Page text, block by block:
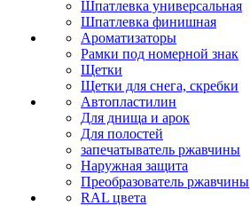
Шпатлевка универсальная
Шпатлевка финишная
Ароматизаторы
Рамки под номерной знак
Щетки
Щетки для снега, скребки
Автопластилин
Для днища и арок
Для полостей
запечатыватель ржавчины
Наружная защита
Преобразователь ржавчины
RAL цвета